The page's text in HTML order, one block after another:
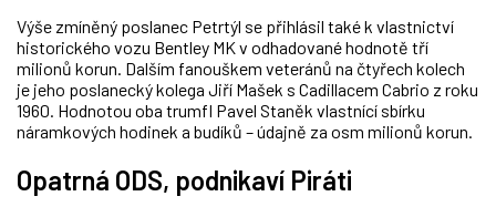
Výše zmíněný poslanec Petrtýl se přihlásil také k vlastnictví
historického vozu Bentley MK v odhadované hodnotě tří
milionů korun. Dalším fanouškem veteránů na čtyřech kolech
je jeho poslanecký kolega Jiří Mašek s Cadillacem Cabrio z roku
1960. Hodnotou oba trumfl Pavel Staněk vlastnící sbírku
náramkových hodinek a budíků – údajně za osm milionů korun.
Opatrná ODS, podnikaví Piráti